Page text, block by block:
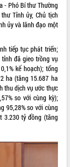
- Phó Bí thư Thường
Tỉnh ủy, Chủ tịch
ủy và lãnh đạo một
tiếp tục phát triển;
đã gieo trồng vụ
kế hoạch); tổng
ha (tăng 15.687 ha
thu dịch vụ ước thực
so với cùng kỳ);
95,28% so với cùng
3.230 tỷ đồng (tăng